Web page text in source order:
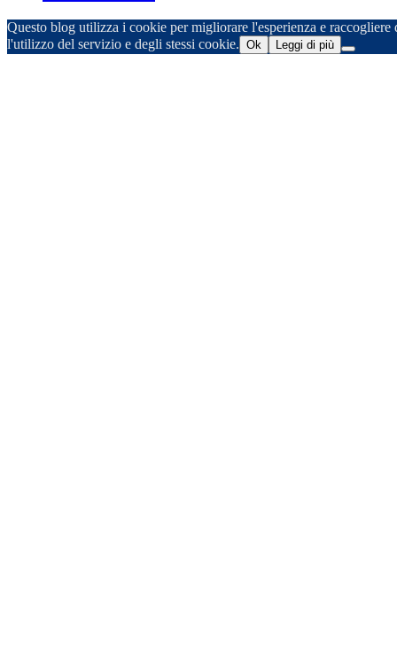
Questo blog utilizza i cookie per migliorare l'esperienza e
l'utilizzo del servizio e degli stessi cookie. Ok Leggi di più